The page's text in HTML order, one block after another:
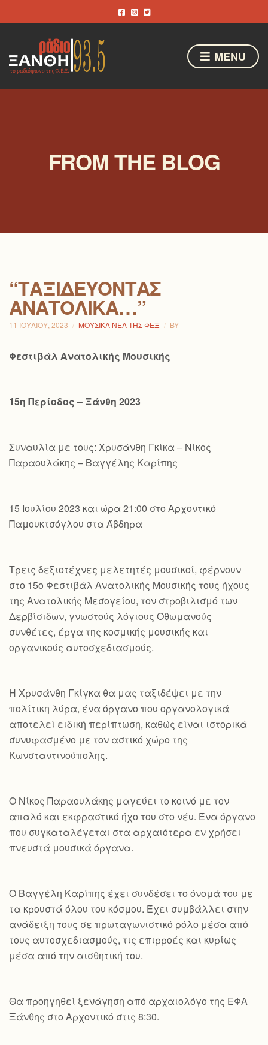
MENU
FROM THE BLOG
“ΤΑΞΙΔΕΎΟΝΤΑΣ
ΑΝΑΤΟΛΙΚΆ…”
11 ΙΟΥΛΊΟΥ, 2023 ΜΟΥΣΙΚΆ ΝΈΑ ΤΗΣ ΦΕΞ BY
Φεστιβάλ Ανατολικής Μουσικής
15η Περίοδος – Ξάνθη 2023
Συναυλία με τους: Χρυσάνθη Γκίκα – Νίκος
Παραουλάκης – Βαγγέλης Καρίπης
15 Ιουλίου 2023 και ώρα 21:00 στο Αρχοντικό
Παμουκτσόγλου στα Άβδηρα
Τρεις δεξιοτέχνες μελετητές μουσικοί, φέρνουν
στο 15ο Φεστιβάλ Ανατολικής Μουσικής τους ήχους
της Ανατολικής Μεσογείου, τον στροβιλισμό των
Δερβίσιδων, γνωστούς λόγιους Οθωμανούς
συνθέτες, έργα της κοσμικής μουσικής και
οργανικούς αυτοσχεδιασμούς.
Η Χρυσάνθη Γκίγκα θα μας ταξιδέψει με την
πολίτικη λύρα, ένα όργανο που οργανολογικά
αποτελεί ειδική περίπτωση, καθώς είναι ιστορικά
συνυφασμένο με τον αστικό χώρο της
Κωνσταντινούπολης.
Ο Νίκος Παραουλάκης μαγεύει το κοινό με τον
απαλό και εκφραστικό ήχο του στο νέυ. Ένα όργανο
που συγκαταλέγεται στα αρχαιότερα εν χρήσει
πνευστά μουσικά όργανα.
Ο Βαγγέλη Καρίπης έχει συνδέσει το όνομά του με
τα κρουστά όλου του κόσμου. Έχει συμβάλλει στην
ανάδειξη τους σε πρωταγωνιστικό ρόλο μέσα από
τους αυτοσχεδιασμούς, τις επιρροές και κυρίως
μέσα από την αισθητική του.
Θα προηγηθεί ξενάγηση από αρχαιολόγο της ΕΦΑ
Ξάνθης στο Αρχοντικό στις 8:30.